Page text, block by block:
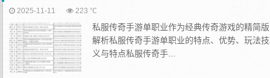
2025-11-11 223 ℃
私服传奇手游单职业作为经典传奇游戏的精简
解析私服传奇手游单职业的特点、优势、玩法
义与特点私服传奇手...